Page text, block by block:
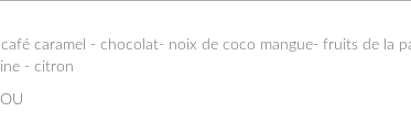
caramel - chocolat- noix de coco mangue- fruits de la
- citron
OU